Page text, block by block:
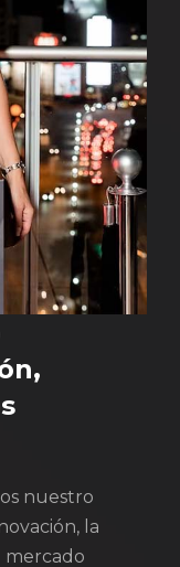
nuestro
la
mercado